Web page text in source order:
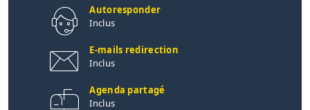
Autoresponder
Inclus
E-mails redirection
Inclus
Agenda partagé
Inclus